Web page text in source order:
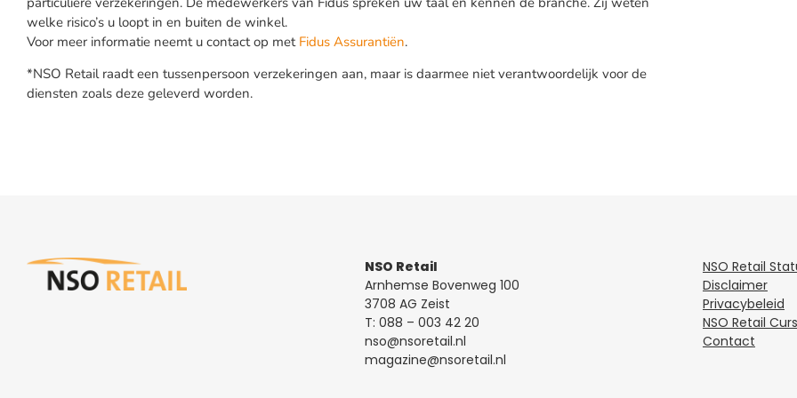
welke risico’s u loopt in en buiten de winkel.
Voor meer informatie neemt u contact op met Fidus Assurantiën.
*NSO Retail raadt een tussenpersoon verzekeringen aan, maar is daarmee niet verantwoordelijk voor de
diensten zoals deze geleverd worden.
NSO Retail
Arnhemse Bovenweg 100
3708 AG Zeist
T: 088 – 003 42 20
nso@nsoretail.nl
magazine@nsoretail.nl
NSO Retail
Disclaimer
Privacybeleid
NSO Retail
Contact